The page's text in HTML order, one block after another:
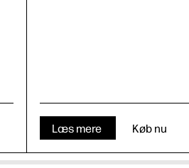
Læs mere Køb nu